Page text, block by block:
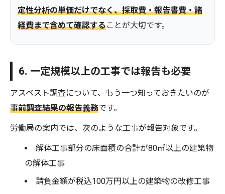
定性分析の単価だけでなく、採取費・報告書費・諸
経費まで含めて確認することが大切です。
6. 一定規模以上の工事では報告も必要
アスベスト調査について、もう一つ知っておきたいのが
事前調査結果の報告義務です。
労働局の案内では、次のような工事が報告対象です。
解体工事部分の床面積の合計が80㎡以上の建築物
の解体工事
請負金額が税込100万円以上の建築物の改修工事